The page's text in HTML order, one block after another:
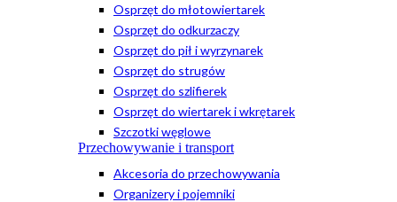
Osprzęt do młotowiertarek
Osprzęt do odkurzaczy
Osprzęt do pił i wyrzynarek
Osprzęt do strugów
Osprzęt do szlifierek
Osprzęt do wiertarek i wkrętarek
Szczotki węglowe
Przechowywanie i transport
Akcesoria do przechowywania
Organizery i pojemniki